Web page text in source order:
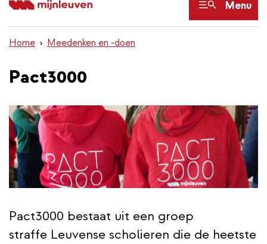
naar
inhoud
gaan
Menu
Home Meedenken en -doen
Pact3000
Pact3000 bestaat uit een groep
straffe Leuvense scholieren die de heetste